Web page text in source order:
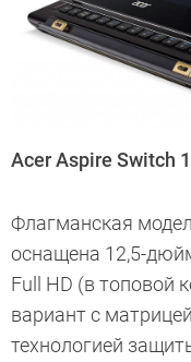
Acer Aspire Switch
Флагманская
оснащена 12,5-
Full HD (в топовой
вариант с
технологией